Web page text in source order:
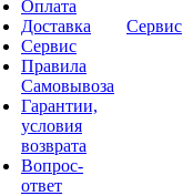
Оплата
Доставка
Сервис
Правила
Самовывоза
Гарантии,
условия
возврата
Вопрос-
ответ
Сервис